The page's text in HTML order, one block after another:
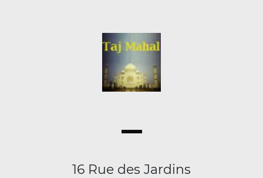
16 Rue des Jardins